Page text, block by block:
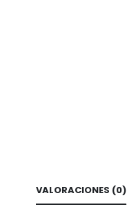
VALORACIONES (0)